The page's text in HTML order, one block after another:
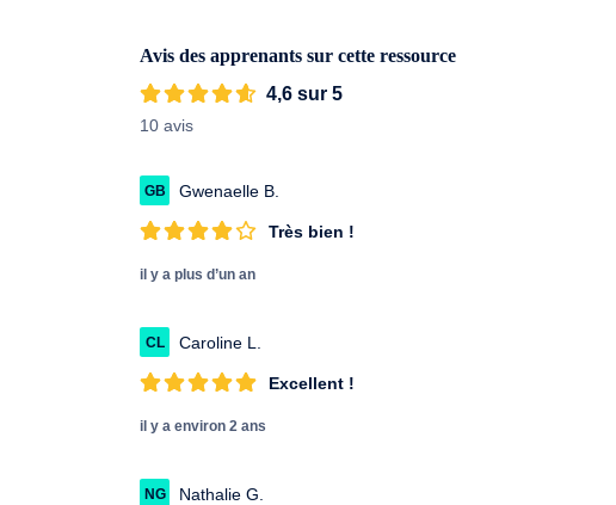
Avis des apprenants sur cette ressource
4,6 sur 5
10 avis
GB Gwenaelle B.
Très bien !
il y a plus d’un an
CL Caroline L.
Excellent !
il y a environ 2 ans
NG Nathalie G.